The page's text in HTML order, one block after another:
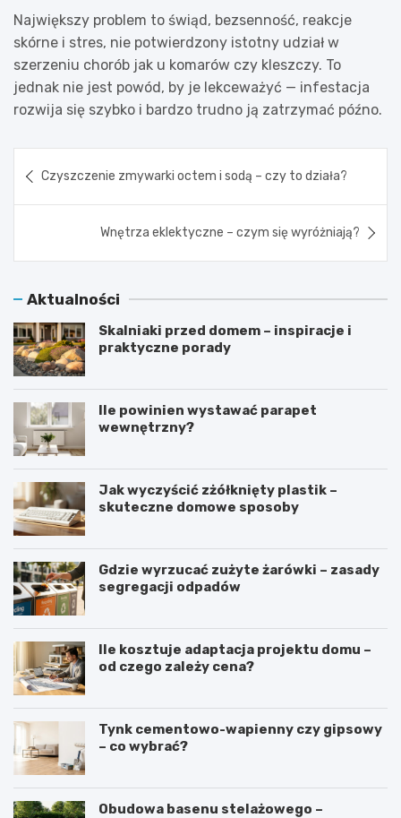
Największy problem to świąd, bezsenność, reakcje
skórne i stres, nie potwierdzony istotny udział w
szerzeniu chorób jak u komarów czy kleszczy. To
jednak nie jest powód, by je lekceważyć — infestacja
rozwija się szybko i bardzo trudno ją zatrzymać późno.
wpisu
Czyszczenie zmywarki octem i sodą – czy to działa?
Wnętrza eklektyczne – czym się wyróżniają?
Aktualności
Skalniaki przed domem – inspiracje i
praktyczne porady
Ile powinien wystawać parapet
wewnętrzny?
Jak wyczyścić zżółknięty plastik –
skuteczne domowe sposoby
Gdzie wyrzucać zużyte żarówki – zasady
segregacji odpadów
Ile kosztuje adaptacja projektu domu –
od czego zależy cena?
Tynk cementowo-wapienny czy gipsowy
– co wybrać?
Obudowa basenu stelażowego –